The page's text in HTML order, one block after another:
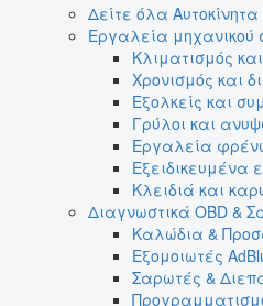
Δείτε όλα
Εργαλεία μηχανικού
Κλιματισμός
Χρονισμός και
Εξολκείς και
Γρύλοι και
Εργαλεία
Εξειδικευμένα
Κλειδιά και
Διαγνωστικά OBD &
Καλώδια &
Εξομοιωτές
Σαρωτές &